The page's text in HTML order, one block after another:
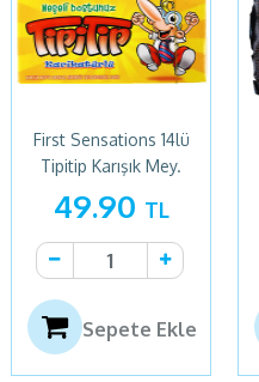
First Sensations 14lü
Tipitip Karışık Mey.
49.90 TL
Sepete Ekle